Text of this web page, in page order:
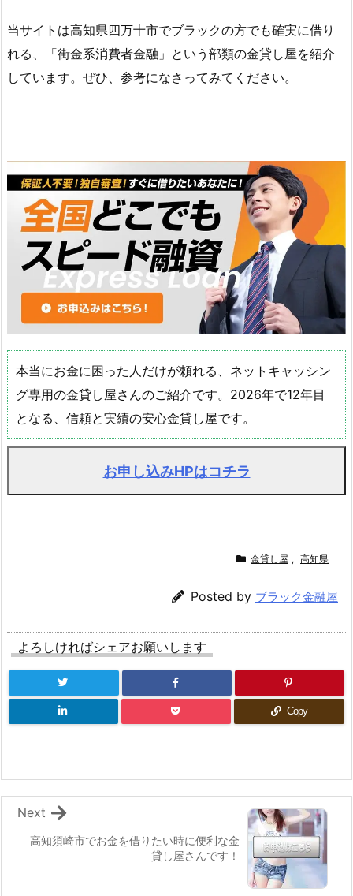
当サイトは高知県四万十市でブラックの方でも確実に借り
れる、「街金系消費者金融」という部類の金貸し屋を紹介
しています。ぜひ、参考になさってみてください。
本当にお金に困った人だけが頼れる、ネットキャッシン
グ専用の金貸し屋さんのご紹介です。2026年で12年目
となる、信頼と実績の安心金貸し屋です。
お申し込みHPはコチラ
金貸し屋 , 高知県
Posted by ブラック金融屋
よろしければシェアお願いします
Copy
高知須崎市でお金を借りたい時に便利な金
貸し屋さんです！
Next